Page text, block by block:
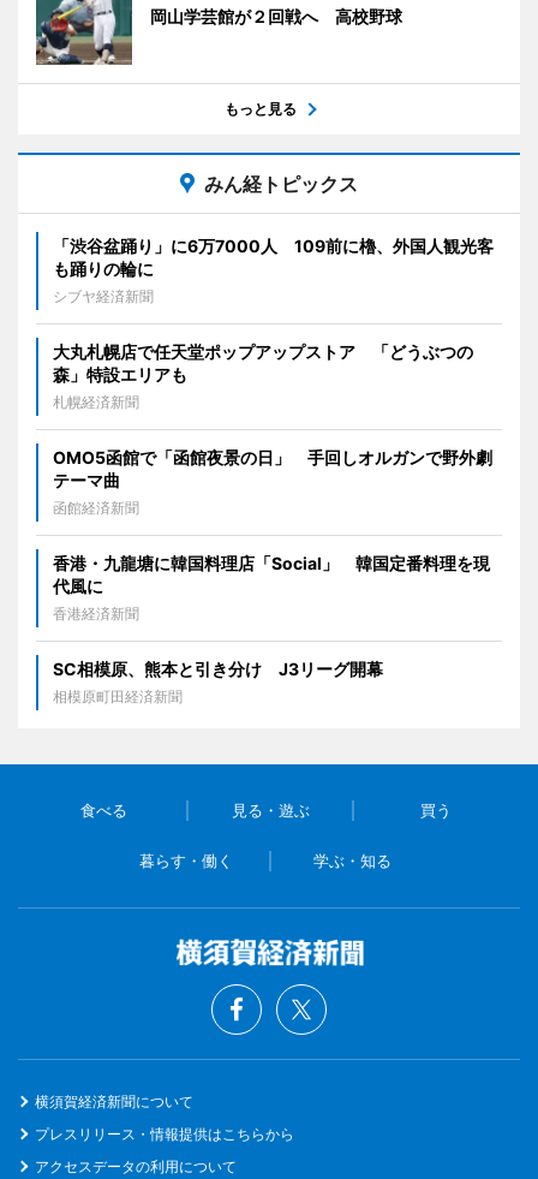
岡山学芸館が２回戦へ 高校野球
もっと見る
みん経トピックス
「渋谷盆踊り」に6万7000人 109前に櫓、外国人観光客
も踊りの輪に
シブヤ経済新聞
大丸札幌店で任天堂ポップアップストア 「どうぶつの
森」特設エリアも
札幌経済新聞
OMO5函館で「函館夜景の日」 手回しオルガンで野外劇
テーマ曲
函館経済新聞
香港・九龍塘に韓国料理店「Social」 韓国定番料理を現
代風に
香港経済新聞
SC相模原、熊本と引き分け J3リーグ開幕
相模原町田経済新聞
食べる 見る・遊ぶ 買う
暮らす・働く 学ぶ・知る
横須賀経済新聞について
プレスリリース・情報提供はこちらから
アクセスデータの利用について